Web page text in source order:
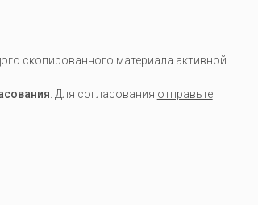
скопированного материала активной
. Для согласования отправьте